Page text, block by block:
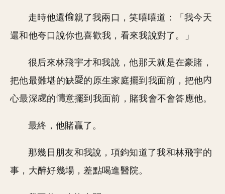
走時他還
親了我兩口，笑嘻嘻道：「我今天
還和他夸口說你也喜歡我，看來我說對了。」
很后來林飛宇才和我說，他那天就是在豪賭，
把他最難堪的缺
的原生家庭擺到我面前，把他
心最深
的 意擺到我面前，賭我會不會答應他。
最終，他賭贏了。
那幾日朋友和我說，項鈞知道了我和林飛宇的
事，大醉好幾場，差點喝進醫院。